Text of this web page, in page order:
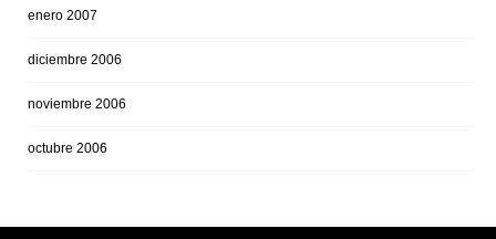
enero 2007
diciembre 2006
noviembre 2006
octubre 2006